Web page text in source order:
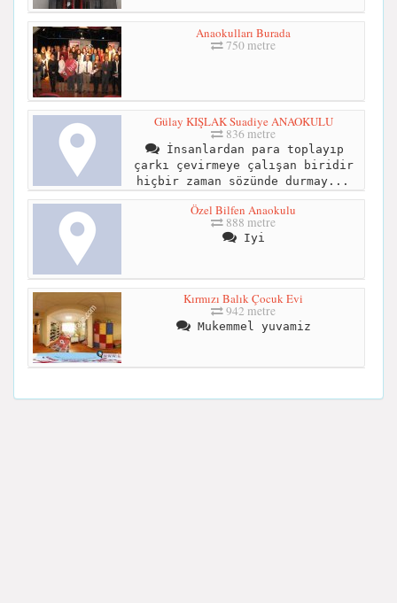
Anaokulları Burada
750 metre
Gülay KIŞLAK Suadiye ANAOKULU
836 metre
İnsanlardan para toplayıp
çarkı çevirmeye çalışan biridir
hiçbir zaman sözünde durmay...
Özel Bilfen Anaokulu
888 metre
Iyi
Kırmızı Balık Çocuk Evi
942 metre
Mukemmel yuvamiz